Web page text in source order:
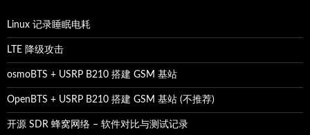
Linux 记录睡眠电耗
LTE 降级攻击
osmoBTS + USRP B210 搭建 GSM 基站
OpenBTS + USRP B210 搭建 GSM 基站 (不推荐)
开源 SDR 蜂窝网络 – 软件对比与测试记录